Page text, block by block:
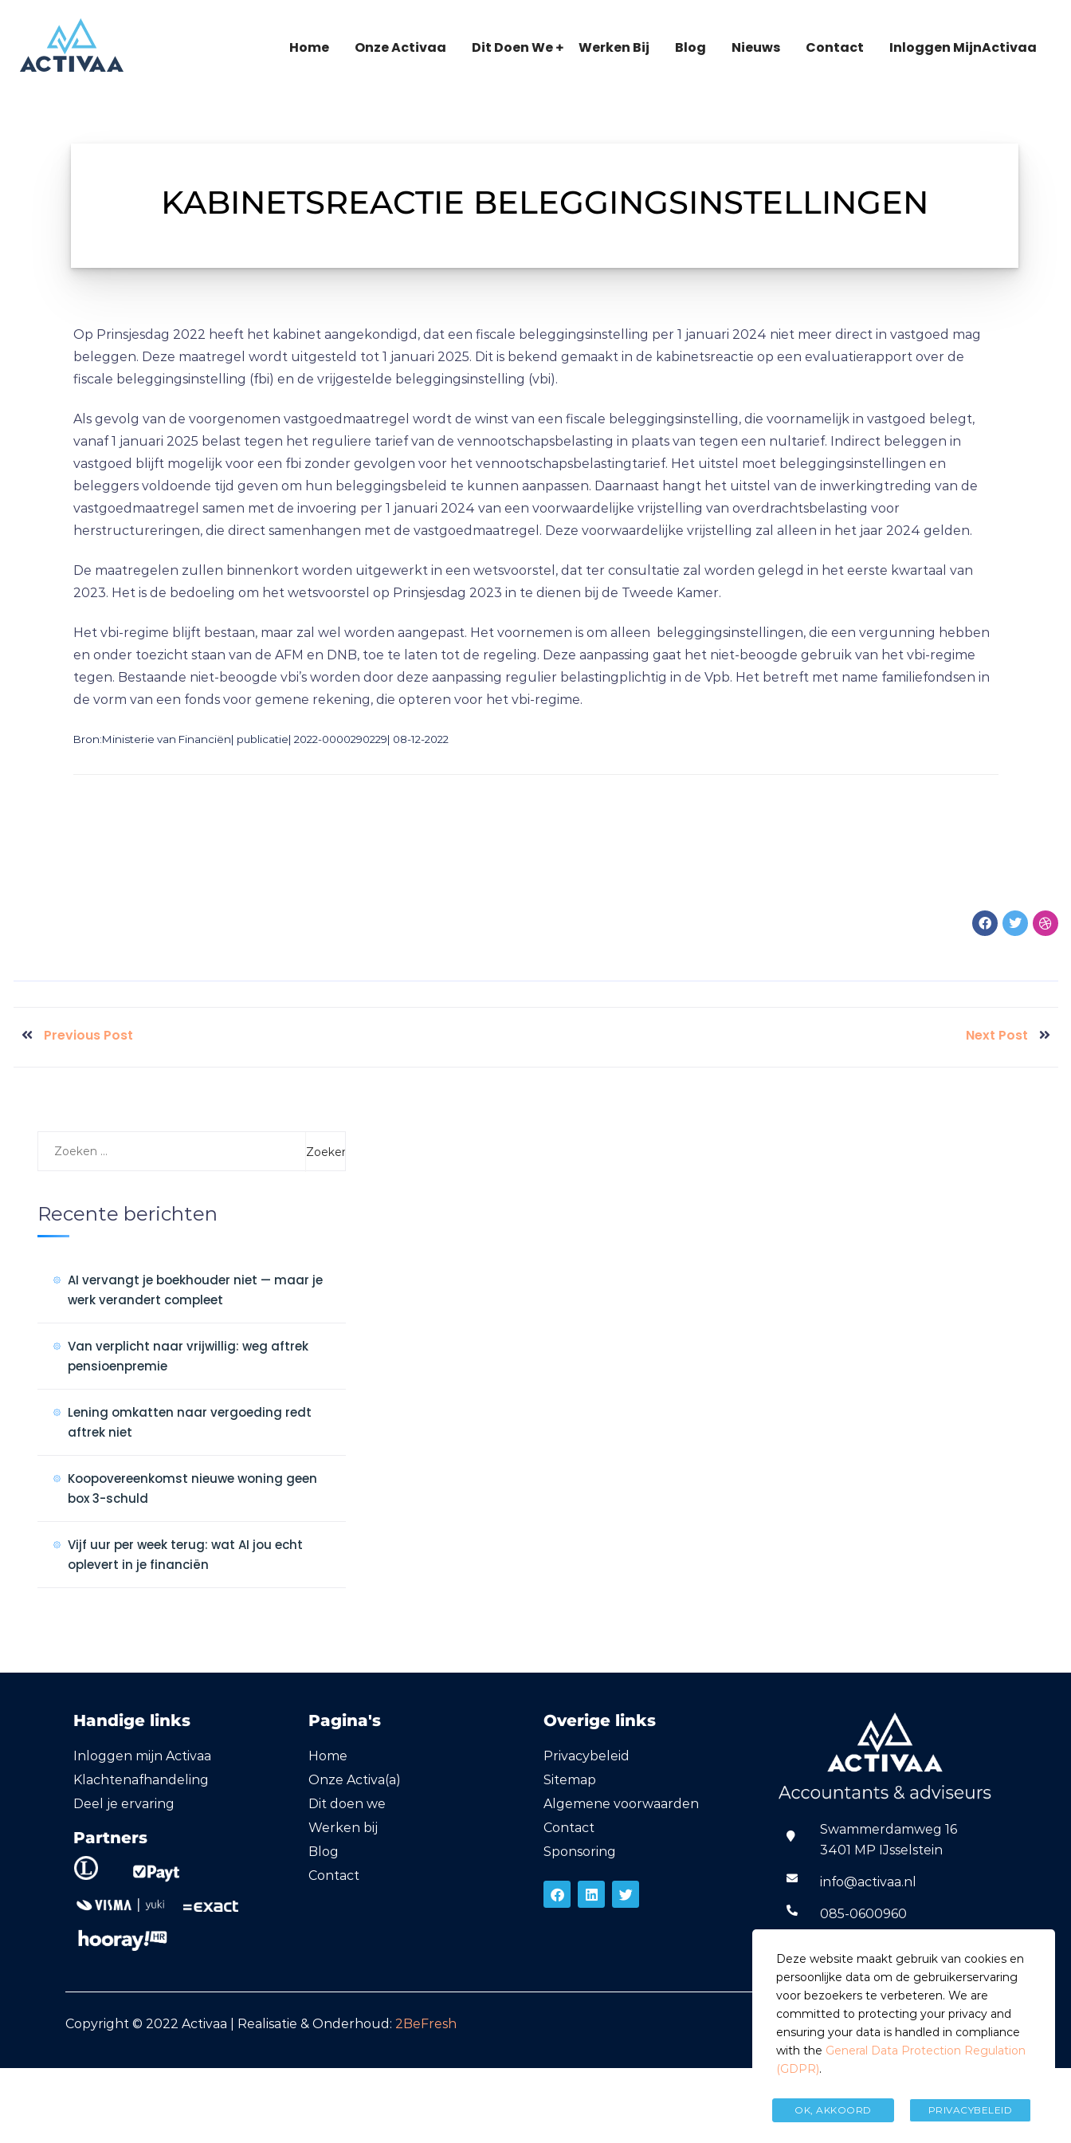
Home Onze Activaa Dit Doen We Werken Bij Blog Nieuws Contact Inloggen MijnActivaa
KABINETSREACTIE BELEGGINGSINSTELLINGEN
Op Prinsjesdag 2022 heeft het kabinet aangekondigd, dat een fiscale beleggingsinstelling per 1 januari 2024 niet meer direct in vastgoed mag
beleggen. Deze maatregel wordt uitgesteld tot 1 januari 2025. Dit is bekend gemaakt in de kabinetsreactie op een evaluatierapport over de
fiscale beleggingsinstelling (fbi) en de vrijgestelde beleggingsinstelling (vbi).
Als gevolg van de voorgenomen vastgoedmaatregel wordt de winst van een fiscale beleggingsinstelling, die voornamelijk in vastgoed belegt,
vanaf 1 januari 2025 belast tegen het reguliere tarief van de vennootschapsbelasting in plaats van tegen een nultarief. Indirect beleggen in
vastgoed blijft mogelijk voor een fbi zonder gevolgen voor het vennootschapsbelastingtarief. Het uitstel moet beleggingsinstellingen en
beleggers voldoende tijd geven om hun beleggingsbeleid te kunnen aanpassen. Daarnaast hangt het uitstel van de inwerkingtreding van de
vastgoedmaatregel samen met de invoering per 1 januari 2024 van een voorwaardelijke vrijstelling van overdrachtsbelasting voor
herstructureringen, die direct samenhangen met de vastgoedmaatregel. Deze voorwaardelijke vrijstelling zal alleen in het jaar 2024 gelden.
De maatregelen zullen binnenkort worden uitgewerkt in een wetsvoorstel, dat ter consultatie zal worden gelegd in het eerste kwartaal van
2023. Het is de bedoeling om het wetsvoorstel op Prinsjesdag 2023 in te dienen bij de Tweede Kamer.
Het vbi-regime blijft bestaan, maar zal wel worden aangepast. Het voornemen is om alleen beleggingsinstellingen, die een vergunning hebben
en onder toezicht staan van de AFM en DNB, toe te laten tot de regeling. Deze aanpassing gaat het niet-beoogde gebruik van het vbi-regime
tegen. Bestaande niet-beoogde vbi’s worden door deze aanpassing regulier belastingplichtig in de Vpb. Het betreft met name familiefondsen in
de vorm van een fonds voor gemene rekening, die opteren voor het vbi-regime.
Bron:Ministerie van Financiën| publicatie| 2022-0000290229| 08-12-2022
Previous Post Next Post
Recente berichten
AI vervangt je boekhouder niet — maar je
werk verandert compleet
Van verplicht naar vrijwillig: weg aftrek
pensioenpremie
Lening omkatten naar vergoeding redt
aftrek niet
Koopovereenkomst nieuwe woning geen
box 3-schuld
Vijf uur per week terug: wat AI jou echt
oplevert in je financiën
Handige links
Inloggen mijn Activaa
Klachtenafhandeling
Deel je ervaring
Partners
Pagina's
Home
Onze Activa(a)
Dit doen we
Werken bij
Blog
Contact
Overige links
Privacybeleid
Sitemap
Algemene voorwaarden
Contact
Sponsoring
Swammerdamweg 16
3401 MP IJsselstein
info@activaa.nl
085-0600960
Copyright © 2022 Activaa | Realisatie & Onderhoud: 2BeFresh
Deze website maakt gebruik van cookies en
persoonlijke data om de gebruikerservaring
voor bezoekers te verbeteren. We are
committed to protecting your privacy and
ensuring your data is handled in compliance
with the General Data Protection Regulation
(GDPR).
OK, AKKOORD PRIVACYBELEID